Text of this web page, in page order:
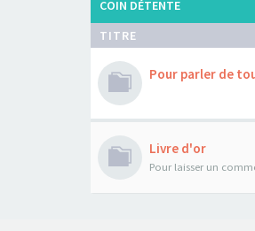
COIN DÉTENTE
TITRE
Pour parler de
Livre d'or
Pour laisser un